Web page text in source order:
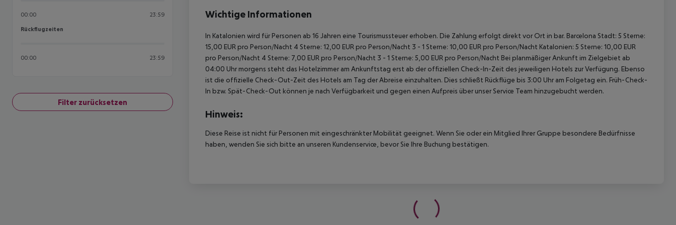
00:00 23:59
Rückflugzeiten
Rückflugzeiten
00:00 23:59
Filter zurücksetzen
Wichtige Informationen
In Katalonien wird für Personen ab 16 Jahren eine Tourismussteuer erhoben. Die Zahlung erfolgt direkt vor Ort in bar. Barcelona Stadt: 5 Sterne:
15,00 EUR pro Person/Nacht 4 Sterne: 12,00 EUR pro Person/Nacht 3 - 1 Sterne: 10,00 EUR pro Person/Nacht Katalonien: 5 Sterne: 10,00 EUR
pro Person/Nacht 4 Sterne: 7,00 EUR pro Person/Nacht 3 - 1 Sterne: 5,00 EUR pro Person/Nacht Bei planmäßiger Ankunft im Zielgebiet ab
04:00 Uhr morgens steht das Hotelzimmer am Ankunftstag erst ab der offiziellen Check-In-Zeit des jeweiligen Hotels zur Verfügung. Ebenso
ist die offizielle Check-Out-Zeit des Hotels am Tag der Abreise einzuhalten. Dies schließt Rückflüge bis 3:00 Uhr am Folgetag ein. Früh-Check-
In bzw. Spät-Check-Out können je nach Verfügbarkeit und gegen einen Aufpreis über unser Service Team hinzugebucht werden.
Hinweis:
Diese Reise ist nicht für Personen mit eingeschränkter Mobilität geeignet. Wenn Sie oder ein Mitglied Ihrer Gruppe besondere Bedürfnisse
haben, wenden Sie sich bitte an unseren Kundenservice, bevor Sie Ihre Buchung bestätigen.